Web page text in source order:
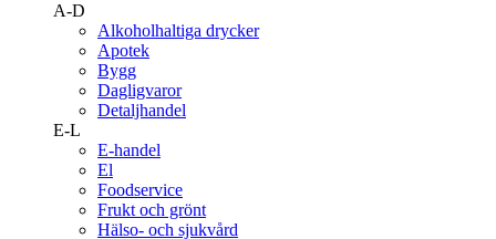
A-D
Alkoholhaltiga drycker
Apotek
Bygg
Dagligvaror
Detaljhandel
E-L
E-handel
El
Foodservice
Frukt och grönt
Hälso- och sjukvård